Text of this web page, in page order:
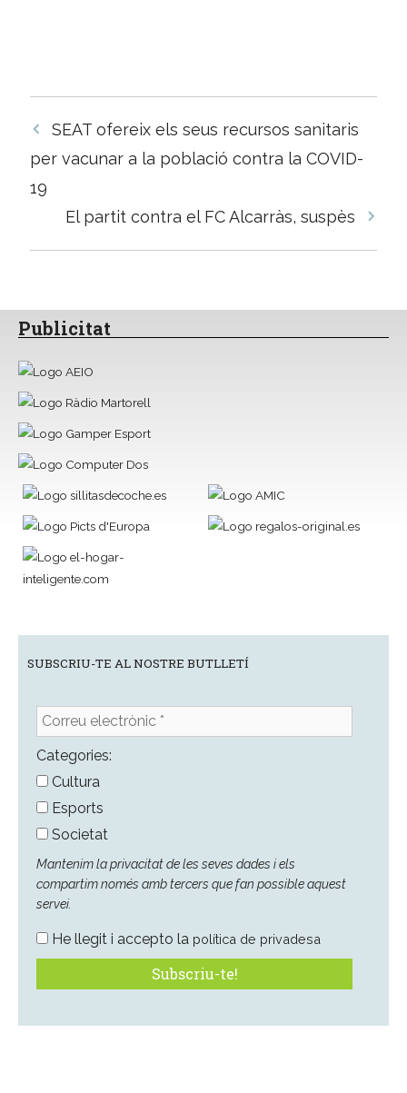
Navegació
per
entrades
SEAT ofereix els seus recursos sanitaris
per vacunar a la població contra la COVID-
19
El partit contra el FC Alcarràs, suspès
Publicitat
SUBSCRIU-TE AL NOSTRE BUTLLETÍ
Correu
electrònic
*Categories:
Cultura
Esports
Societat
Mantenim la privacitat de les seves dades i els
compartim només amb tercers que fan possible aquest
servei.
He llegit i accepto la política de privadesa